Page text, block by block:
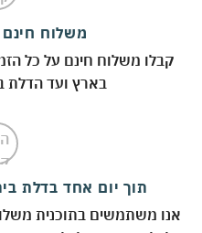
משלוח חינם
בארץ ועד הדלת
תוך יום אחד בדלת